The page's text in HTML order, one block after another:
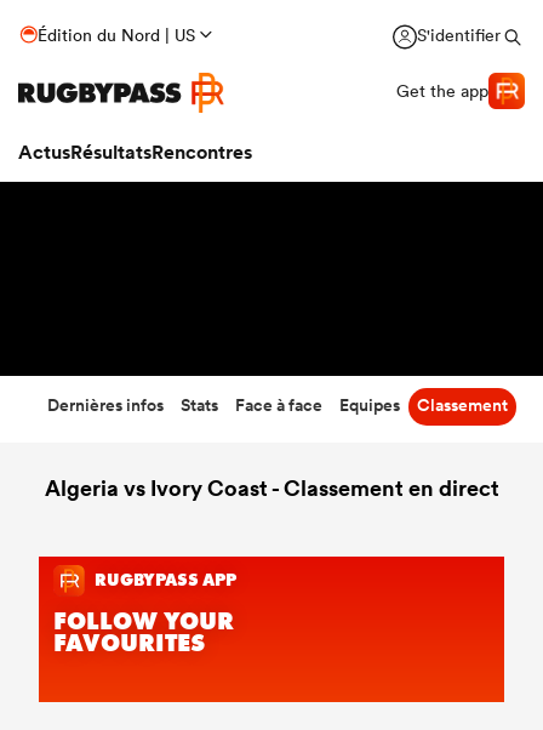
Édition du Nord | US S'identifier
Get the app
ActusRésultatsRencontres
Dernières infos Stats Face à face Equipes Classement
Algeria vs Ivory Coast - Classement en direct